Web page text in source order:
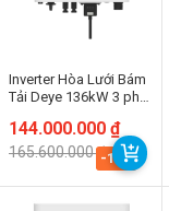
Inverter Hòa Lưới Bám
Tải Deye 136kW 3 pha
165.600.000₫
Giá
gốc
là:
165.600.000 ₫.
144.000.000 ₫
Giá
hiện
tại
144.000.000 ₫.
-13%